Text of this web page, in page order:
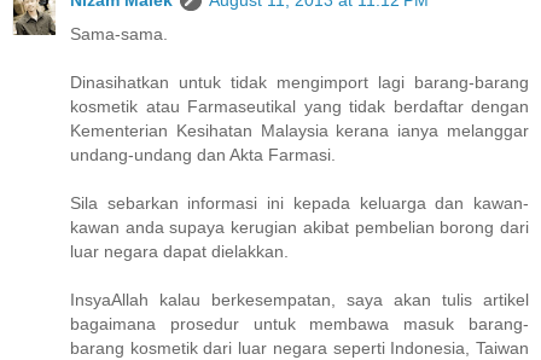
Sama-sama.
Dinasihatkan untuk tidak mengimport lagi barang-barang
kosmetik atau Farmaseutikal yang tidak berdaftar dengan
Kementerian Kesihatan Malaysia kerana ianya melanggar
undang-undang dan Akta Farmasi.
Sila sebarkan informasi ini kepada keluarga dan kawan-
kawan anda supaya kerugian akibat pembelian borong dari
luar negara dapat dielakkan.
InsyaAllah kalau berkesempatan, saya akan tulis artikel
bagaimana prosedur untuk membawa masuk barang-
barang kosmetik dari luar negara seperti Indonesia, Taiwan